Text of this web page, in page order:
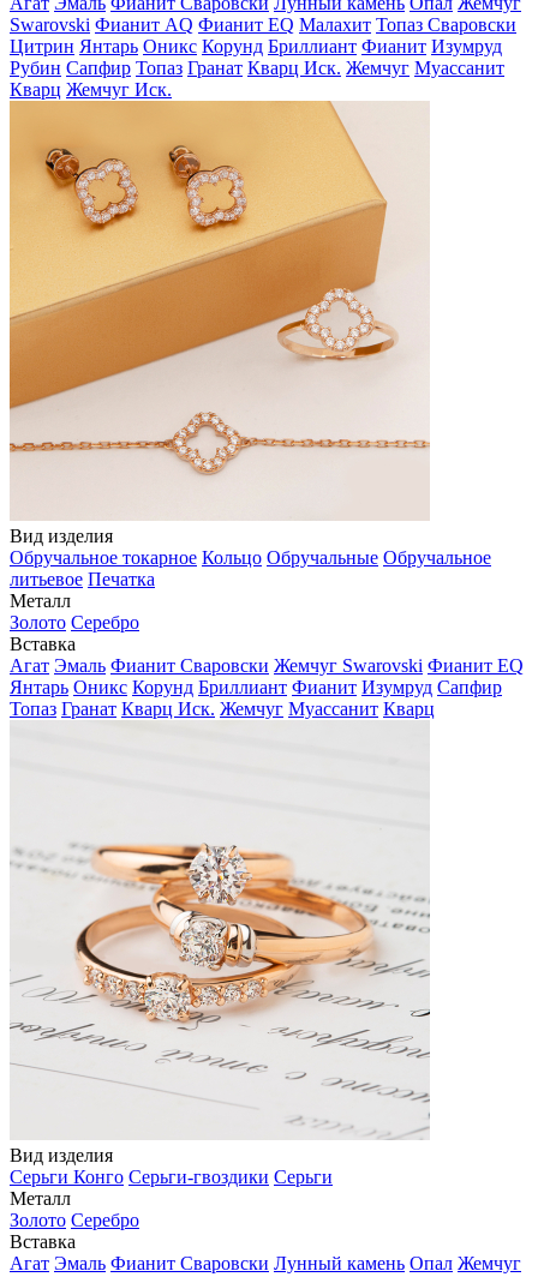
Swarovski Фианит AQ Фианит EQ Малахит Топаз Сваровски
Цитрин Янтарь Оникс Корунд Бриллиант Фианит Изумруд
Рубин Сапфир Топаз Гранат Кварц Иск. Жемчуг Муассанит
Кварц Жемчуг Иск.
Вид изделия
Обручальное токарное Кольцо Обручальные Обручальное
литьевое Печатка
Металл
Золото Серебро
Вставка
Агат Эмаль Фианит Сваровски Жемчуг Swarovski Фианит EQ
Янтарь Оникс Корунд Бриллиант Фианит Изумруд Сапфир
Топаз Гранат Кварц Иск. Жемчуг Муассанит Кварц
Вид изделия
Серьги Конго Серьги-гвоздики Серьги
Металл
Золото Серебро
Вставка
Агат Эмаль Фианит Сваровски Лунный камень Опал Жемчуг